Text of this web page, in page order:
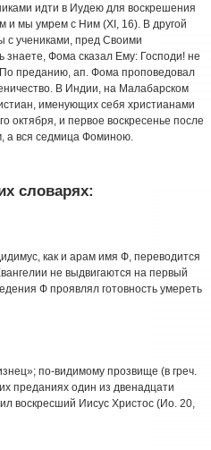
идти в Иудею для воскрешения
и мы умрем с Ним (XI, 16). В другой
с учениками, пред Своими
знаете, Фома сказал Ему: Господи! не
По преданию, ап. Фома проповедовал
В Индии, на Малабарском
именующих себя христианами
октября, и первое воскресенье после
а вся седмица Фоминою.
словарях:
как и арам имя Ф, переводится
не выдвигаются на первый
Ф проявлял готовность умереть
по-видимому прозвище (в греч.
преданиях один из двенадцати
воскресший Иисус Христос (Ио. 20,